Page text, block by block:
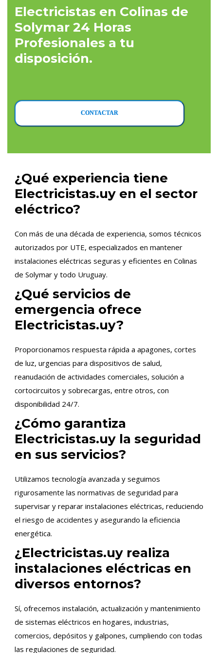
Electricistas en Colinas de
Solymar 24 Horas
Profesionales a tu
disposición.
CONTACTAR
¿Qué experiencia tiene
Electricistas.uy en el sector
eléctrico?
Con más de una década de experiencia, somos técnicos
autorizados por UTE, especializados en mantener
instalaciones eléctricas seguras y eficientes en Colinas
de Solymar y todo Uruguay.
¿Qué servicios de
emergencia ofrece
Electricistas.uy?
Proporcionamos respuesta rápida a apagones, cortes
de luz, urgencias para dispositivos de salud,
reanudación de actividades comerciales, solución a
cortocircuitos y sobrecargas, entre otros, con
disponibilidad 24/7.
¿Cómo garantiza
Electricistas.uy la seguridad
en sus servicios?
Utilizamos tecnología avanzada y seguimos
rigurosamente las normativas de seguridad para
supervisar y reparar instalaciones eléctricas, reduciendo
el riesgo de accidentes y asegurando la eficiencia
energética.
¿Electricistas.uy realiza
instalaciones eléctricas en
diversos entornos?
Sí, ofrecemos instalación, actualización y mantenimiento
de sistemas eléctricos en hogares, industrias,
comercios, depósitos y galpones, cumpliendo con todas
las regulaciones de seguridad.